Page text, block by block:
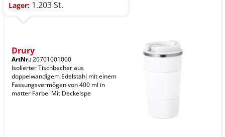
Lager: 1.203 St.
Drury
ArtNr.:20701001000
Isolierter Tischbecher aus
doppelwandigem Edelstahl mit einem
Fassungsvermögen von 400 ml in
matter Farbe. Mit Deckelspe